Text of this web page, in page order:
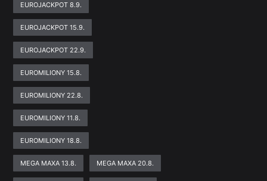
EUROJACKPOT 8.9.
EUROJACKPOT 15.9.
EUROJACKPOT 22.9.
EUROMILIONY 15.8.
EUROMILIONY 22.8.
EUROMILIONY 11.8.
EUROMILIONY 18.8.
MEGA MAXA 13.8. MEGA MAXA 20.8.